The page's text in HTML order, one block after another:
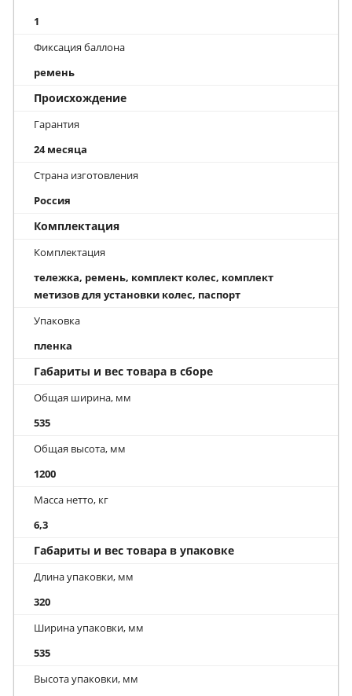
1
Фиксация баллона
ремень
Происхождение
Гарантия
24 месяца
Страна изготовления
Россия
Комплектация
Комплектация
тележка, ремень, комплект колес, комплект
метизов для установки колес, паспорт
Упаковка
пленка
Габариты и вес товара в сборе
Общая ширина, мм
535
Общая высота, мм
1200
Масса нетто, кг
6,3
Габариты и вес товара в упаковке
Длина упаковки, мм
320
Ширина упаковки, мм
535
Высота упаковки, мм